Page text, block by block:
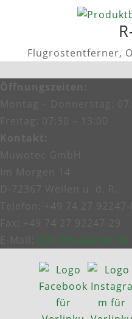
Flugrostentferner,
info@muwotec.de